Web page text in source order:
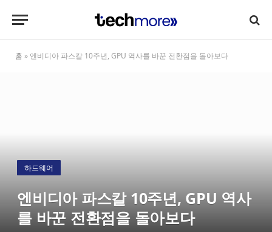
홈 » 엔비디아 파스칼 10주년, GPU 역사를 바꾼 전환점을 돌아보다
하드웨어
엔비디아 파스칼 10주년, GPU 역사
를 바꾼 전환점을 돌아보다